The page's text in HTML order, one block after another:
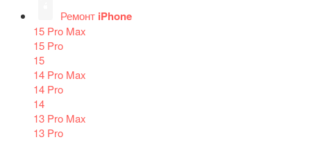
Ремонт iPhone
15 Pro Max
15 Pro
15
14 Pro Max
14 Pro
14
13 Pro Max
13 Pro